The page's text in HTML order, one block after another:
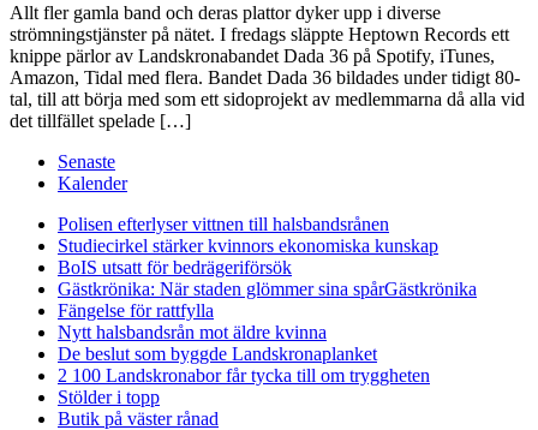
Allt fler gamla band och deras plattor dyker upp i diverse
strömningstjänster på nätet. I fredags släppte Heptown Records ett
knippe pärlor av Landskronabandet Dada 36 på Spotify, iTunes,
Amazon, Tidal med flera. Bandet Dada 36 bildades under tidigt 80-
tal, till att börja med som ett sidoprojekt av medlemmarna då alla vid
det tillfället spelade […]
Senaste
Kalender
Polisen efterlyser vittnen till halsbandsrånen
Studiecirkel stärker kvinnors ekonomiska kunskap
BoIS utsatt för bedrägeriförsök
Gästkrönika: När staden glömmer sina spårGästkrönika
Fängelse för rattfylla
Nytt halsbandsrån mot äldre kvinna
De beslut som byggde Landskronaplanket
2 100 Landskronabor får tycka till om tryggheten
Stölder i topp
Butik på väster rånad